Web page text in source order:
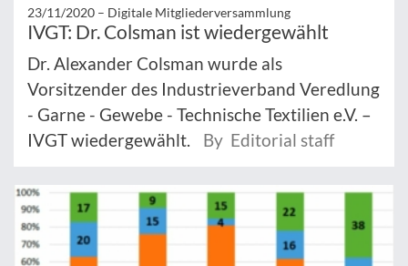
23/11/2020 – Digitale Mitgliederversammlung
IVGT: Dr. Colsman ist wiedergewählt
Dr. Alexander Colsman wurde als
Vorsitzender des Industrieverband Veredlung
- Garne - Gewebe - Technische Textilien e.V. –
IVGT wiedergewählt.
By Editorial staff